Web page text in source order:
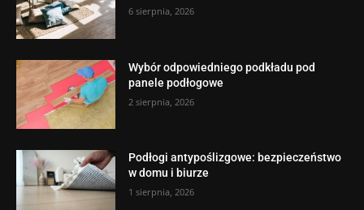
6 sierpnia, 2026
Wybór odpowiedniego podkładu pod
panele podłogowe
2 sierpnia, 2026
Podłogi antypoślizgowe: bezpieczeństwo
w domu i biurze
1 sierpnia, 2026